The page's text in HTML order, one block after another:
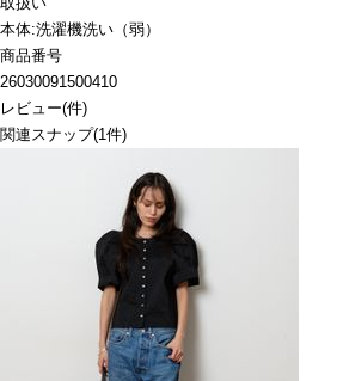
本体:洗濯機洗い（弱）
商品番号
26030091500410
レビュー(件)
関連スナップ(1件)